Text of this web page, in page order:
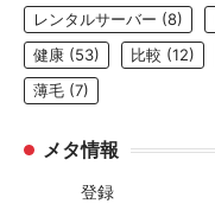
レンタルサーバー (8)
健康 (53) 比較 (12)
薄毛 (7)
メタ情報
登録